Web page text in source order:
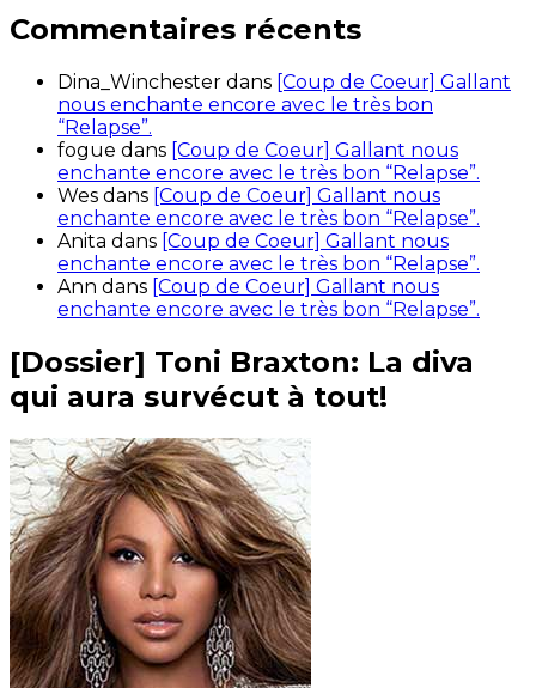
Commentaires récents
Dina_Winchester dans [Coup de Coeur] Gallant
nous enchante encore avec le très bon
“Relapse”.
fogue dans [Coup de Coeur] Gallant nous
enchante encore avec le très bon “Relapse”.
Wes dans [Coup de Coeur] Gallant nous
enchante encore avec le très bon “Relapse”.
Anita dans [Coup de Coeur] Gallant nous
enchante encore avec le très bon “Relapse”.
Ann dans [Coup de Coeur] Gallant nous
enchante encore avec le très bon “Relapse”.
[Dossier] Toni Braxton: La diva
qui aura survécut à tout!